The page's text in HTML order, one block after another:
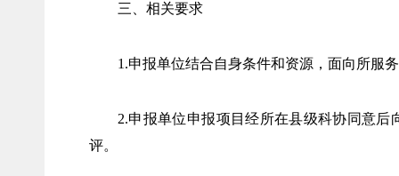
三、相关要求
1.申报单位结合自身条件和资源，面向所服
2.申报单位申报项目经所在县级科协同意
评。